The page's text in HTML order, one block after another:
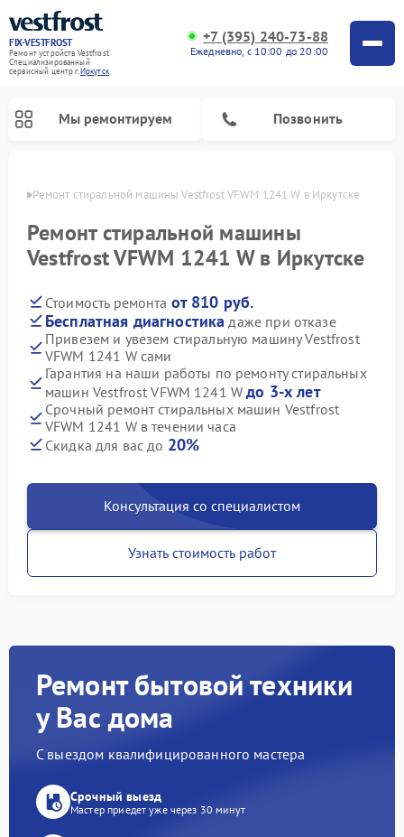
FIX-VESTFROST
Ремонт устройств Vestfrost
Специализированный
cервисный центр г.Иркутск
+7 (395) 240-73-88
Ежедневно, с 10:00 до 20:00
Мы ремонтируем Позвонить
Ремонт стиральной машины Vestfrost VFWM 1241 W в Иркутске
Ремонт стиральной машины
Vestfrost VFWM 1241 W в Иркутске
Стоимость ремонта от 810 руб.
Бесплатная диагностика даже при отказе
Привезем и увезем стиральную машину Vestfrost
VFWM 1241 W сами
Гарантия на наши работы по ремонту стиральных
машин Vestfrost VFWM 1241 Wдо 3-х лет
Срочный ремонт стиральных машин Vestfrost
VFWM 1241 W в течении часа
Скидка для вас до 20%
Консультация со специалистом
Узнать стоимость работ
Ремонт бытовой техники
у Вас дома
С выездом квалифицированного мастера
Срочный выезд
Мастер приедет уже через 30 минут